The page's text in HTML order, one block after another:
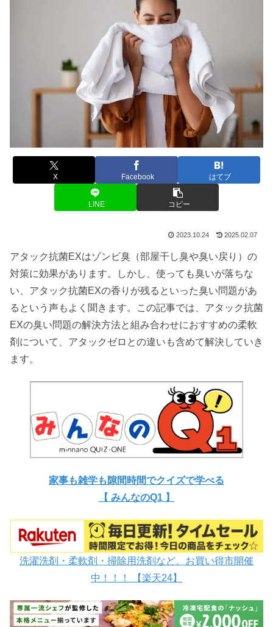
X Facebook はてブ
LINE コピー
2023.10.24 2025.02.07
アタック抗菌EXはゾンビ臭（部屋干し臭や臭い戻り）の
対策に効果があります。しかし、使っても臭いが落ちな
い、アタック抗菌EXの香りが残るといった臭い問題があ
るという声もよく聞きます。この記事では、アタック抗菌
EXの臭い問題の解決方法と組み合わせにおすすめの柔軟
剤について、アタックゼロとの違いも含めて解決していき
ます。
家事も雑学も隙間時間でクイズで学べる
【 みんなのQ1 】
洗濯洗剤・柔軟剤・掃除用洗剤など、お買い得市開催
中！！！ 【楽天24】